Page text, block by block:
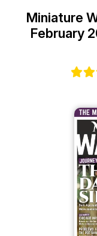
Miniature
February